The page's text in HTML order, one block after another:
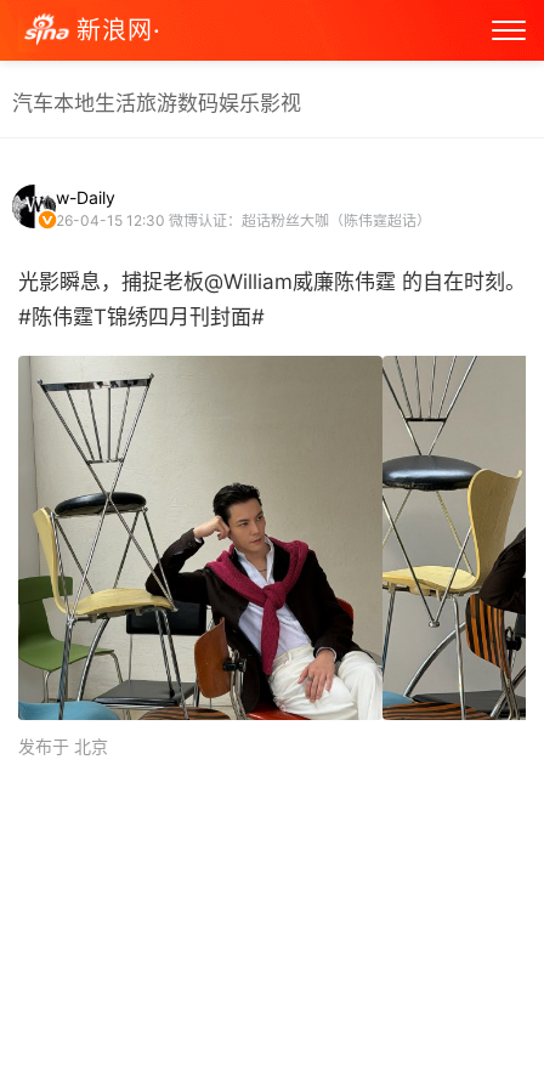
新浪网·
汽车本地生活旅游数码娱乐影视
w-Daily
26-04-15 12:30 微博认证：超话粉丝大咖（陈伟霆超话）
光影瞬息，捕捉老板@William威廉陈伟霆 的自在时刻。
#陈伟霆T锦绣四月刊封面# ​
发布于 北京